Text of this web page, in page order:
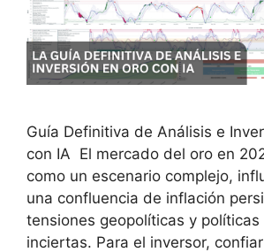
Guía Definitiva de Análisis e
con IA El mercado del oro en
como un escenario complejo,
una confluencia de inflación
tensiones geopolíticas y políticas
inciertas. Para el inversor,